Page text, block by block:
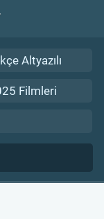
Altyazılı
Filmleri